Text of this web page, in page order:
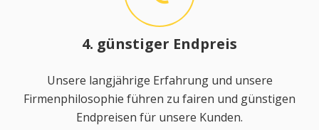
4. günstiger Endpreis
Unsere langjährige Erfahrung und unsere
Firmenphilosophie führen zu fairen und günstigen
Endpreisen für unsere Kunden.